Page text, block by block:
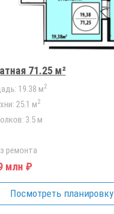
71.25 м²
19.38 м2
25.1 м2
3.5 м
ремонта
млн ₽
Посмотреть планировку